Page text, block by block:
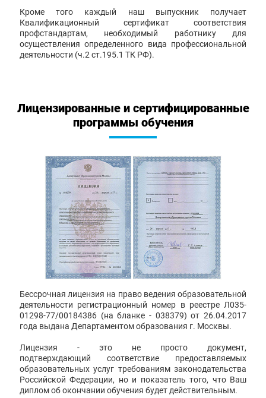
Кроме того каждый наш выпускник получает
Квалификационный сертификат соответствия
профстандартам, необходимый работнику для
осуществления определенного вида профессиональной
деятельности (ч.2 ст.195.1 ТК РФ).
Лицензированные и сертифицированные
программы обучения
Бессрочная лицензия на право ведения образовательной
деятельности регистрационный номер в реестре Л035-
01298-77/00184386 (на бланке - 038379) от 26.04.2017
года выдана Департаментом образования г. Москвы.
Лицензия - это не просто документ,
подтверждающий соответствие предоставляемых
образовательных услуг требованиям законодательства
Российской Федерации, но и показатель того, что Ваш
диплом об окончании обучения будет действительным.